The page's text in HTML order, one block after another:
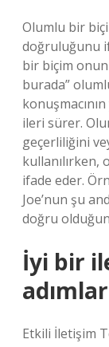
Olumlu bir
doğruluğunu
bir biçim onun
burada”
ileri sürer.
geçerliliğini
kullanılırken,
ifade eder.
Joe’nun şu
doğru
İyi bir
Etkili İletişim